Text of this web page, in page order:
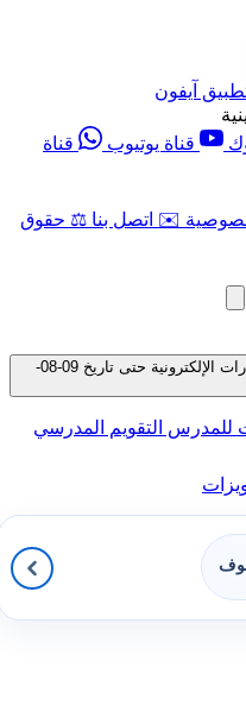
آيفون
قناة يوتيوب
قناة
✉️ اتصل بنا ⚖️ حقوق
جميع الملفات المتوفرة في قسم الاختبارات الإلكترونية حتى تاريخ 09-08-
للمدرس التقويم المدرسي